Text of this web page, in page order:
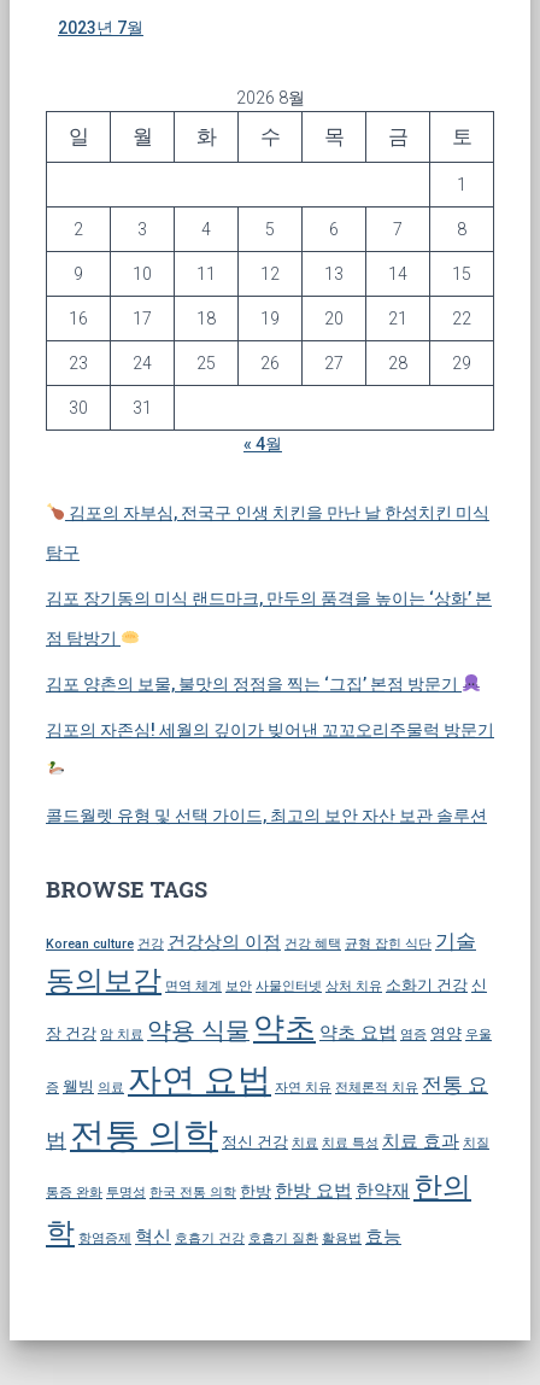
2023년 7월
2026 8월
일 월 화 수 목 금 토
1
2 3 4 5 6 7 8
9 10 11 12 13 14 15
16 17 18 19 20 21 22
23 24 25 26 27 28 29
30
31
« 4월
김포의 자부심, 전국구 인생 치킨을 만난 날 한성치킨 미식
탐구
김포 장기동의 미식 랜드마크, 만두의 품격을 높이는 ‘상화’ 본
점 탐방기
김포 양촌의 보물, 불맛의 정점을 찍는 ‘그집’ 본점 방문기
김포의 자존심! 세월의 깊이가 빚어낸 꼬꼬오리주물럭 방문기
콜드월렛 유형 및 선택 가이드, 최고의 보안 자산 보관 솔루션
BROWSE TAGS
Korean culture 건강 건강상의 이점 건강 혜택 균형 잡힌 식단 기술
동의보감 면역 체계 보안 사물인터넷 상처 치유 소화기 건강 신
장 건강 암 치료 약용 식물 약초 약초 요법 염증 영양 우울
증 웰빙 의료 자연 요법 자연 치유 전체론적 치유 전통 요
법 전통 의학 정신 건강 치료 치료 특성 치료 효과 치질
통증 완화 투명성 한국 전통 의학 한방 한방 요법 한약재 한의
학 항염증제 혁신 호흡기 건강 호흡기 질환 활용법 효능